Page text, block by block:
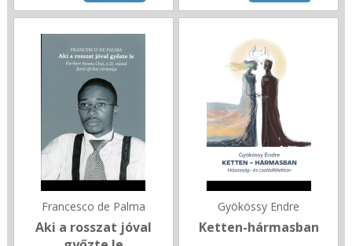
Francesco de Palma
Aki a rosszat jóval
Gyökössy Endre
Ketten-hármasban